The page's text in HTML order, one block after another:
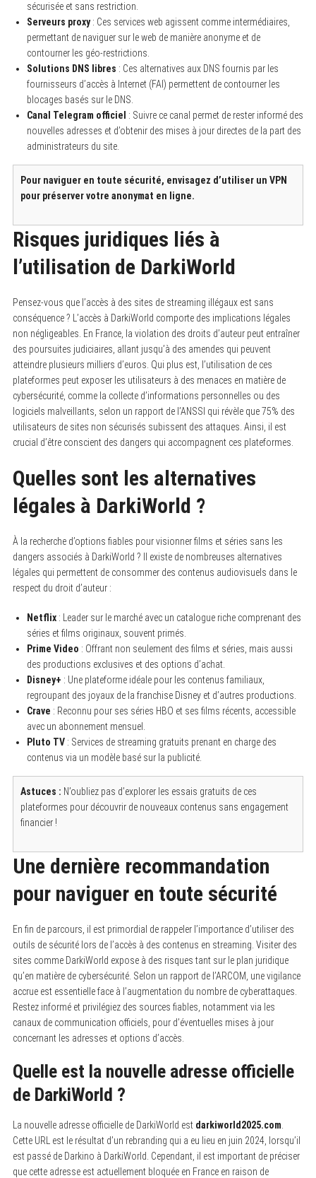
sécurisée et sans restriction.
Serveurs proxy: Ces services web agissent comme intermédiaires,
permettant de naviguer sur le web de manière anonyme et de
contourner les géo-restrictions.
Solutions DNS libres : Ces alternatives aux DNS fournis par les
fournisseurs d’accès à Internet (FAI) permettent de contourner les
blocages basés sur le DNS.
Canal Telegram officiel : Suivre ce canal permet de rester informé des
nouvelles adresses et d’obtenir des mises à jour directes de la part des
administrateurs du site.
Pour naviguer en toute sécurité, envisagez d’utiliser un VPN
pour préserver votre anonymat en ligne.
Risques juridiques liés à
l’utilisation de DarkiWorld
Pensez-vous que l’accès à des sites de streaming illégaux est sans
conséquence ? L’accès à DarkiWorld comporte des implications légales
non négligeables. En France, la violation des droits d’auteur peut entraîner
des poursuites judiciaires, allant jusqu’à des amendes qui peuvent
atteindre plusieurs milliers d’euros. Qui plus est, l’utilisation de ces
plateformes peut exposer les utilisateurs à des menaces en matière de
cybersécurité, comme la collecte d’informations personnelles ou des
logiciels malveillants, selon un rapport de l’ANSSI qui révèle que 75% des
utilisateurs de sites non sécurisés subissent des attaques. Ainsi, il est
crucial d’être conscient des dangers qui accompagnent ces plateformes.
Quelles sont les alternatives
légales à DarkiWorld ?
À la recherche d’options fiables pour visionner films et séries sans les
dangers associés à DarkiWorld ? Il existe de nombreuses alternatives
légales qui permettent de consommer des contenus audiovisuels dans le
respect du droit d’auteur :
Netflix: Leader sur le marché avec un catalogue riche comprenant des
séries et films originaux, souvent primés.
Prime Video : Offrant non seulement des films et séries, mais aussi
des productions exclusives et des options d’achat.
Disney+ : Une plateforme idéale pour les contenus familiaux,
regroupant des joyaux de la franchise Disney et d’autres productions.
Crave : Reconnu pour ses séries HBO et ses films récents, accessible
avec un abonnement mensuel.
Pluto TV: Services de streaming gratuits prenant en charge des
contenus via un modèle basé sur la publicité.
Astuces : N’oubliez pas d’explorer les essais gratuits de ces
plateformes pour découvrir de nouveaux contenus sans engagement
financier !
Une dernière recommandation
pour naviguer en toute sécurité
En fin de parcours, il est primordial de rappeler l’importance d’utiliser des
outils de sécurité lors de l’accès à des contenus en streaming. Visiter des
sites comme DarkiWorld expose à des risques tant sur le plan juridique
qu’en matière de cybersécurité. Selon un rapport de l’ARCOM, une vigilance
accrue est essentielle face à l’augmentation du nombre de cyberattaques.
Restez informé et privilégiez des sources fiables, notamment via les
canaux de communication officiels, pour d’éventuelles mises à jour
concernant les adresses et options d’accès.
Quelle est la nouvelle adresse officielle
de DarkiWorld ?
La nouvelle adresse officielle de DarkiWorld est darkiworld2025.com
Cette URL est le résultat d’un rebranding qui a eu lieu en juin 2024, lorsqu’il
est passé de Darkino à DarkiWorld. Cependant, il est important de préciser
que cette adresse est actuellement bloquée en France en raison de